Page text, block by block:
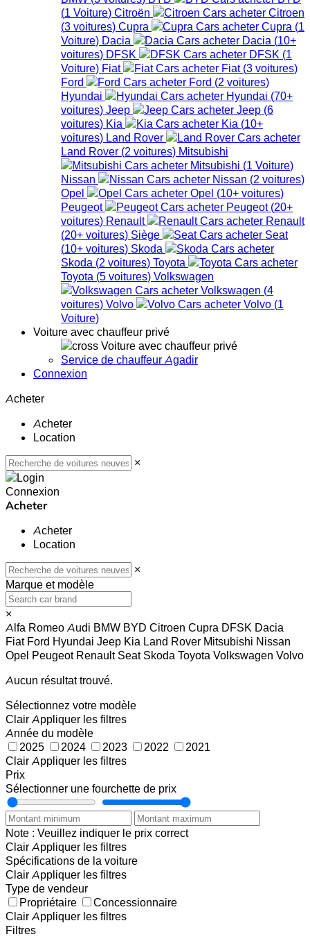
(1 Voiture) Citroën
Citroen
(3 voitures) Cupra Cupra (1
Voiture) Dacia Dacia (10+
voitures) DFSK DFSK (1
Voiture) Fiat Fiat (3 voitures)
Ford
Ford (2 voitures)
Hyundai
Hyundai (70+
voitures) Jeep Jeep (6
voitures) Kia Kia (10+
voitures) Land Rover
Land Rover (2 voitures) Mitsubishi
Mitsubishi (1 Voiture)
Nissan
Nissan (2 voitures)
Opel
Opel (10+ voitures)
Peugeot
Peugeot (20+
voitures) Renault
Renault
(20+ voitures) Siège
Seat
(10+ voitures) Skoda
Skoda (2 voitures) Toyota
Toyota (5 voitures) Volkswagen
Volkswagen (4
voitures) Volvo Volvo (1
Voiture)
Voiture avec chauffeur privé
Voiture avec chauffeur privé
Service de chauffeur Agadir
Connexion
Acheter
Acheter
Location
×
Connexion
Acheter
Acheter
Location
×
Marque et modèle
×
Alfa RomeoAudi BMW BYD Citroen Cupra DFSK Dacia
Fiat Ford Hyundai Jeep Kia Land Rover Mitsubishi Nissan
Opel Peugeot Renault Seat Skoda Toyota Volkswagen Volvo
Aucun résultat trouvé.
Sélectionnez votre modèle
Clair Appliquer les filtres
Année du modèle
2025
2024 2023 2022
2021
Clair Appliquer les filtres
Prix
Sélectionner une fourchette de prix
Note : Veuillez indiquer le prix correct
Clair Appliquer les filtres
Spécifications de la voiture
Clair Appliquer les filtres
Type de vendeur
Propriétaire
Concessionnaire
Clair Appliquer les filtres
Filtres